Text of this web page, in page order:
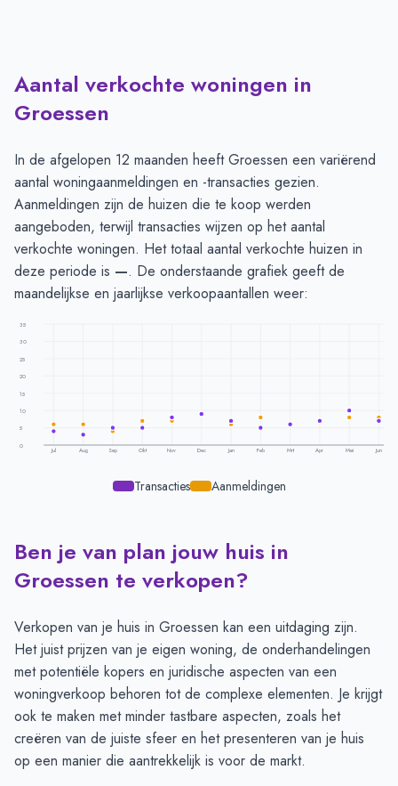
Aantal verkochte woningen in
Groessen
In de afgelopen 12 maanden heeft Groessen een variërend
aantal woningaanmeldingen en -transacties gezien.
Aanmeldingen zijn de huizen die te koop werden
aangeboden, terwijl transacties wijzen op het aantal
verkochte woningen. Het totaal aantal verkochte huizen in
deze periode is —. De onderstaande grafiek geeft de
maandelijkse en jaarlijkse verkoopaantallen weer:
35
30
25
20
15
10
5
0
Jul Aug Sep Okt Nov Dec Jan Feb Mrt Apr Mei Jun
Transacties Aanmeldingen
Transacties en aanmeldingen per maand - Groessen
Maand
Transacties
Aanmeldingen
Juli
4
6
Augustus
September
5
4
Oktober
5
November
December
Januari
7
6
Februari
5
8
Ben je van plan jouw huis in
Groessen te verkopen?
Verkopen van je huis in Groessen kan een uitdaging zijn.
Het juist prijzen van je eigen woning, de onderhandelingen
met potentiële kopers en juridische aspecten van een
woningverkoop behoren tot de complexe elementen. Je krijgt
ook te maken met minder tastbare aspecten, zoals het
creëren van de juiste sfeer en het presenteren van je huis
op een manier die aantrekkelijk is voor de markt.